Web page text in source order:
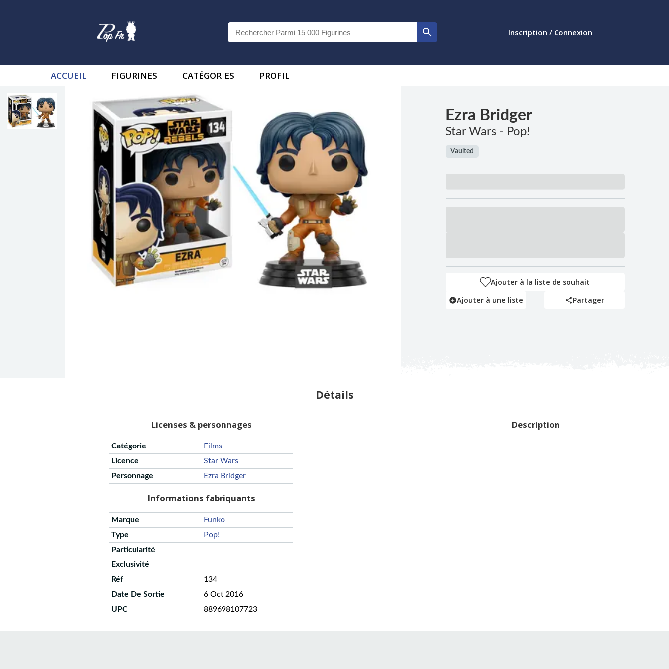
Inscription / Connexion
ACCUEIL FIGURINES CATÉGORIES PROFIL
Ezra Bridger
Star Wars - Pop!
Vaulted
Ajouter à la liste de souhait
Ajouter à une liste
Partager
Détails
Licenses & personnages
Catégorie
Films
Licence
Star Wars
Personnage
Ezra Bridger
Informations fabriquants
Marque
Funko
Type
Pop!
Particularité
Exclusivité
Réf
134
Date De Sortie
6 Oct 2016
UPC
889698107723
Description